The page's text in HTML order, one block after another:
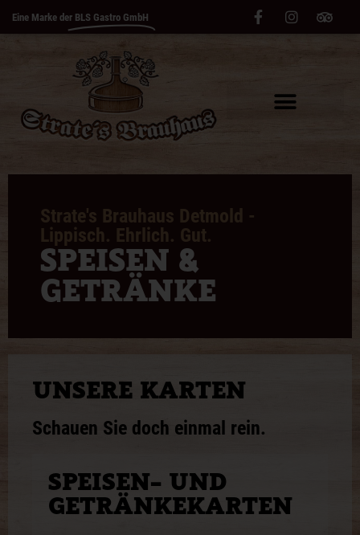
Eine Marke der BLS Gastro GmbH
Strate's Brauhaus Detmold -
Lippisch. Ehrlich. Gut.
SPEISEN &
GETRÄNKE
UNSERE KARTEN
Schauen Sie doch einmal rein.
SPEISEN- UND
GETRÄNKE­KARTEN